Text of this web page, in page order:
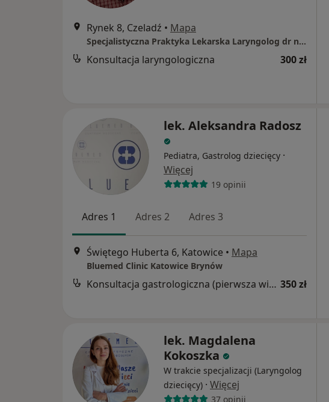
Rynek 8, Czeladź • Mapa
Specjalistyczna Praktyka Lekarska Laryngolog dr n. med. Robert Matyja
Konsultacja laryngologiczna 300 zł
lek. Aleksandra Radosz
Pediatra, Gastrolog dziecięcy ·
Więcej
19 opinii
Adres 1 Adres 2 Adres 3
Świętego Huberta 6, Katowice • Mapa
Bluemed Clinic Katowice Brynów
Konsultacja gastrologiczna (pierwsza wizyta) 350 zł
lek. Magdalena
Kokoszka
W trakcie specjalizacji (Laryngolog
dziecięcy) · Więcej
37 opinii